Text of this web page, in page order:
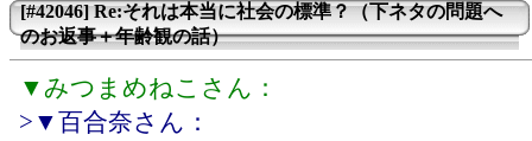
[#42046] Re:それは本当に社会の標準？（下ネタの問題へ
のお返事＋年齢観の話）
▼みつまめねこさん：
>▼百合奈さん：